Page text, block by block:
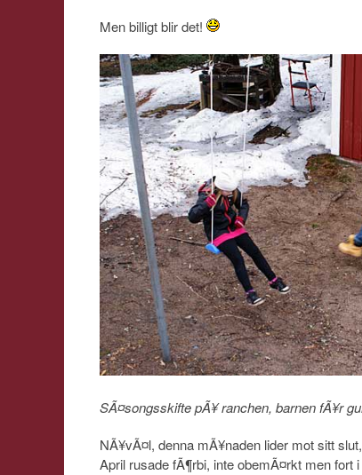
Men billigt blir det!
SÃ¤songsskifte pÃ¥ ranchen, barnen fÃ¥r
NÃ¥vÃ¤l, denna mÃ¥naden lider mot sitt
April rusade fÃ¶rbi, inte obemÃ¤rkt men fort i